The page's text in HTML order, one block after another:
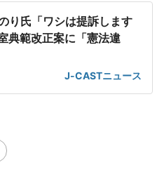
り氏「ワシは提訴します
典範改正案に「憲法違
J-CASTニュース